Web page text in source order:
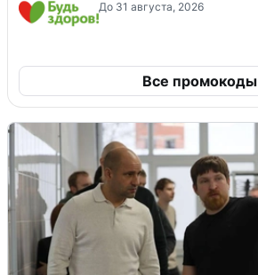
До 31 августа, 2026
Все промокоды